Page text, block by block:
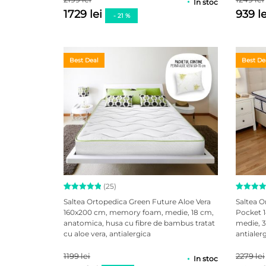
1729 lei - 21 %
In stoc
939
Best Deal
Evaluat la
5 pe baza
a
25
de
evaluări
(25)
Saltea Ortopedica Green Future Aloe Vera
160x200 cm, memory foam, medie, 18 cm,
anatomica, husa cu fibre de bambus tratat
cu aloe vera, antialergica
1199 lei In stoc
Best
Evaluat
5 pe
a
7
de la
Saltea
Pocket
medie,
2279 lei